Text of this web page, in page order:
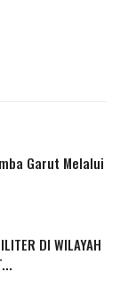
Garut Melalui
DI WILAYAH